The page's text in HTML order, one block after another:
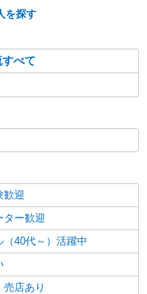
詳細を見る
を探す
べて
歓迎
ター歓迎
（40代～）活躍中
売店あり